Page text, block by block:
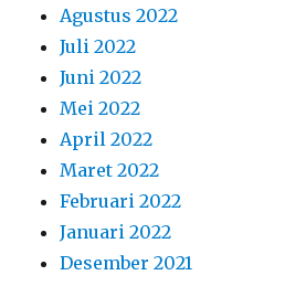
Agustus 2022
Juli 2022
Juni 2022
Mei 2022
April 2022
Maret 2022
Februari 2022
Januari 2022
Desember 2021